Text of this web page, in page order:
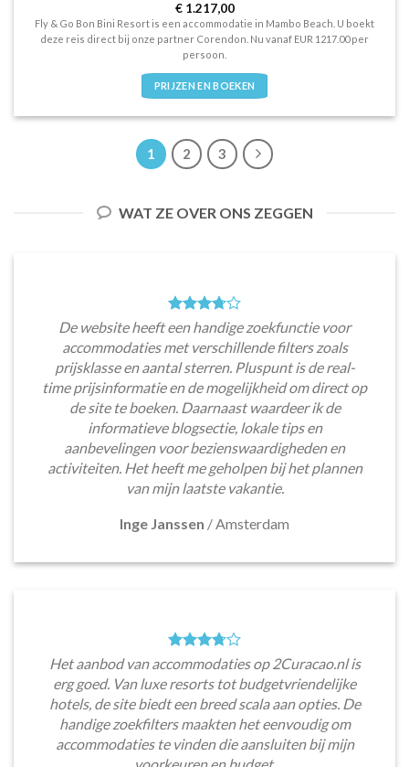
€1.217,00
Fly & Go Bon Bini Resort is een accommodatie in Mambo Beach. U boekt
deze reis direct bij onze partner Corendon. Nu vanaf EUR 1217.00 per
persoon.
PRIJZEN EN BOEKEN
1 2 3
WAT ZE OVER ONS ZEGGEN
De website heeft een handige zoekfunctie voor
accommodaties met verschillende filters zoals
prijsklasse en aantal sterren. Pluspunt is de real-
time prijsinformatie en de mogelijkheid om direct op
de site te boeken. Daarnaast waardeer ik de
informatieve blogsectie, lokale tips en
aanbevelingen voor bezienswaardigheden en
activiteiten. Het heeft me geholpen bij het plannen
van mijn laatste vakantie.
Inge Janssen /Amsterdam
Het aanbod van accommodaties op 2Curacao.nl is
erg goed. Van luxe resorts tot budgetvriendelijke
hotels, de site biedt een breed scala aan opties. De
handige zoekfilters maakten het eenvoudig om
accommodaties te vinden die aansluiten bij mijn